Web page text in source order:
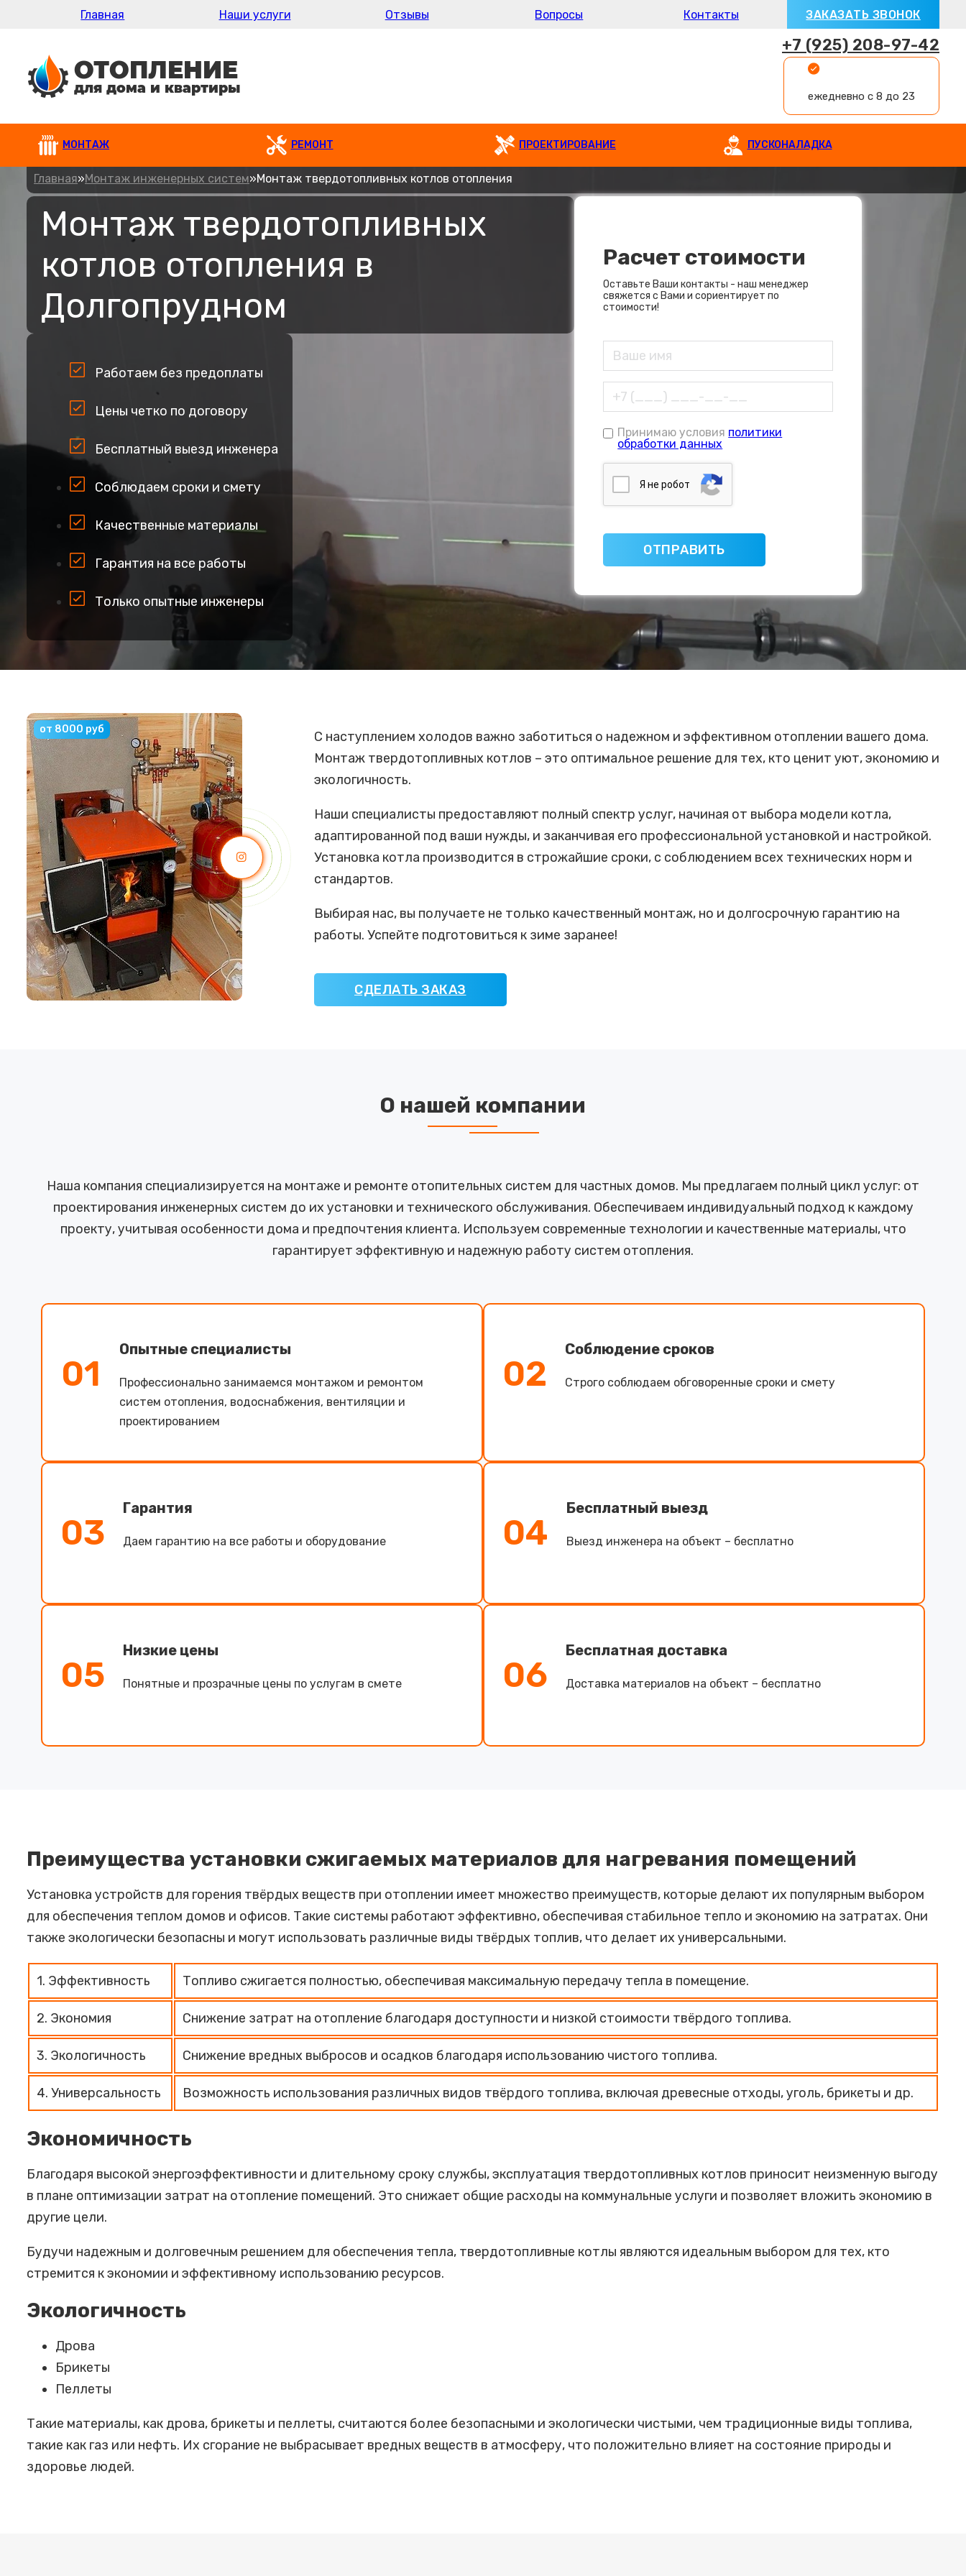
Главная Наши услуги Отзывы Вопросы Контакты ЗАКАЗАТЬ ЗВОНОК
+7 (925) 208-97-42
ежедневно с 8 до 23
МОНТАЖ РЕМОНТ ПРОЕКТИРОВАНИЕ ПУСКОНАЛАДКА
Главная»Монтаж инженерных систем»Монтаж твердотопливных котлов отопления
Монтаж твердотопливных
котлов отопления в
Долгопрудном
Работаем без предоплаты
Цены четко по договору
Бесплатный выезд инженера
Соблюдаем сроки и смету
Качественные материалы
Гарантия на все работы
Только опытные инженеры
Расчет стоимости
Оставьте Ваши контакты - наш менеджер
свяжется с Вами и сориентирует по
стоимости!
Принимаю условия политики
обработки данных
Я нe poбoт
от 8000 руб
С наступлением холодов важно заботиться о надежном и эффективном отоплении вашего дома.
Монтаж твердотопливных котлов – это оптимальное решение для тех, кто ценит уют, экономию и
экологичность.
Наши специалисты предоставляют полный спектр услуг, начиная от выбора модели котла,
адаптированной под ваши нужды, и заканчивая его профессиональной установкой и настройкой.
Установка котла производится в строжайшие сроки, с соблюдением всех технических норм и
стандартов.
Выбирая нас, вы получаете не только качественный монтаж, но и долгосрочную гарантию на
работы. Успейте подготовиться к зиме заранее!
СДЕЛАТЬ ЗАКАЗ
О нашей компании
Наша компания специализируется на монтаже и ремонте отопительных систем для частных домов. Мы предлагаем полный цикл услуг: от
проектирования инженерных систем до их установки и технического обслуживания. Обеспечиваем индивидуальный подход к каждому
проекту, учитывая особенности дома и предпочтения клиента. Используем современные технологии и качественные материалы, что
гарантирует эффективную и надежную работу систем отопления.
01
Опытные специалисты
Профессионально занимаемся монтажом и ремонтом
систем отопления, водоснабжения, вентиляции и
проектированием
02
Соблюдение сроков
Строго соблюдаем обговоренные сроки и смету
03
Гарантия
Даем гарантию на все работы и оборудование 04
Бесплатный выезд
Выезд инженера на объект – бесплатно
05
Низкие цены
Понятные и прозрачные цены по услугам в смете 06
Бесплатная доставка
Доставка материалов на объект – бесплатно
Преимущества установки сжигаемых материалов для нагревания помещений
Установка устройств для горения твёрдых веществ при отоплении имеет множество преимуществ, которые делают их популярным выбором
для обеспечения теплом домов и офисов. Такие системы работают эффективно, обеспечивая стабильное тепло и экономию на затратах. Они
также экологически безопасны и могут использовать различные виды твёрдых топлив, что делает их универсальными.
1. Эффективность Топливо сжигается полностью, обеспечивая максимальную передачу тепла в помещение.
2. Экономия Снижение затрат на отопление благодаря доступности и низкой стоимости твёрдого топлива.
3. Экологичность Снижение вредных выбросов и осадков благодаря использованию чистого топлива.
4. Универсальность Возможность использования различных видов твёрдого топлива, включая древесные отходы, уголь, брикеты и др.
Экономичность
Благодаря высокой энергоэффективности и длительному сроку службы, эксплуатация твердотопливных котлов приносит неизменную выгоду
в плане оптимизации затрат на отопление помещений. Это снижает общие расходы на коммунальные услуги и позволяет вложить экономию в
другие цели.
Будучи надежным и долговечным решением для обеспечения тепла, твердотопливные котлы являются идеальным выбором для тех, кто
стремится к экономии и эффективному использованию ресурсов.
Экологичность
Дрова
Брикеты
Пеллеты
Такие материалы, как дрова, брикеты и пеллеты, считаются более безопасными и экологически чистыми, чем традиционные виды топлива,
такие как газ или нефть. Их сгорание не выбрасывает вредных веществ в атмосферу, что положительно влияет на состояние природы и
здоровье людей.